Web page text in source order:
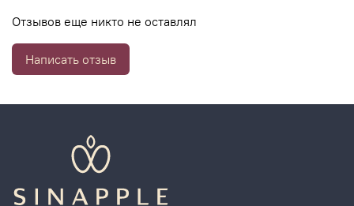
Отзывов еще никто не оставлял
Написать отзыв